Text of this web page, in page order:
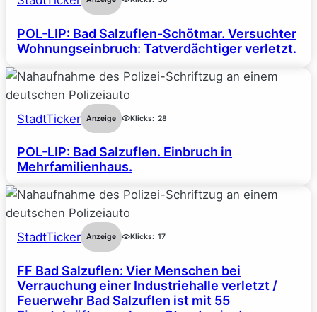
POL-LIP: Bad Salzuflen-Schötmar. Versuchter
Wohnungseinbruch: Tatverdächtiger verletzt.
StadtTicker Anzeige Klicks: 28
POL-LIP: Bad Salzuflen. Einbruch in
Mehrfamilienhaus.
StadtTicker Anzeige Klicks: 17
FF Bad Salzuflen: Vier Menschen bei
Verrauchung einer Industriehalle verletzt /
Feuerwehr Bad Salzuflen ist mit 55